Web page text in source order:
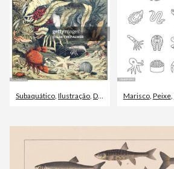
Subaquático Ilustração De arquivo Marisco, Peixe,